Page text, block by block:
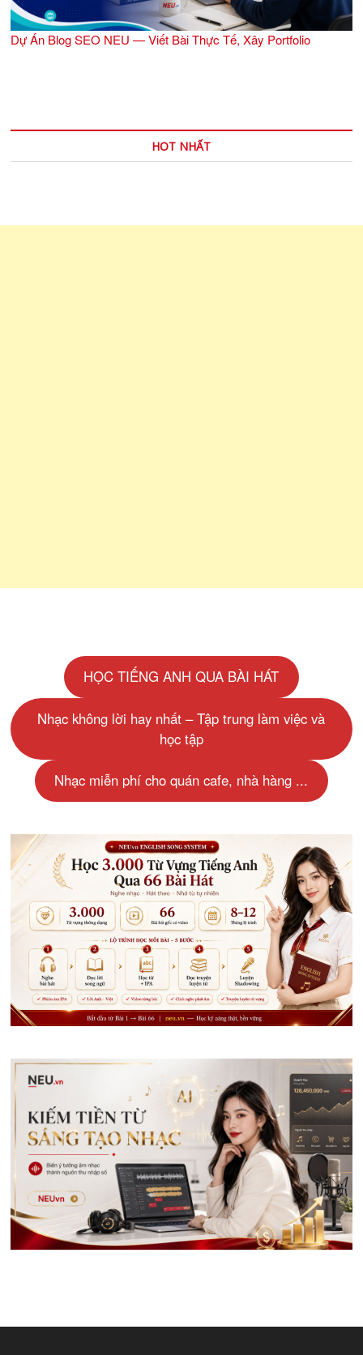
Dự Án Blog SEO NEU — Viết Bài Thực Tế, Xây Portfolio
HOT NHẤT
HỌC TIẾNG ANH QUA BÀI HÁT
Nhạc không lời hay nhất – Tập trung làm việc và
học tập
Nhạc miễn phí cho quán cafe, nhà hàng ...